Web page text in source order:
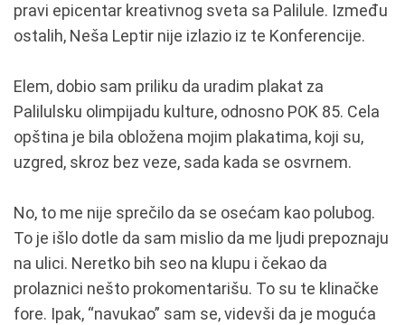
pravi epicentar kreativnog sveta sa Palilule. Između
ostalih, Neša Leptir nije izlazio iz te Konferencije.
Elem, dobio sam priliku da uradim plakat za
Palilulsku olimpijadu kulture, odnosno POK 85. Cela
opština je bila obložena mojim plakatima, koji su,
uzgred, skroz bez veze, sada kada se osvrnem.
No, to me nije sprečilo da se osećam kao polubog.
To je išlo dotle da sam mislio da me ljudi prepoznaju
na ulici. Neretko bih seo na klupu i čekao da
prolaznici nešto prokomentarišu. To su te klinačke
fore. Ipak, “navukao” sam se, videvši da je moguća